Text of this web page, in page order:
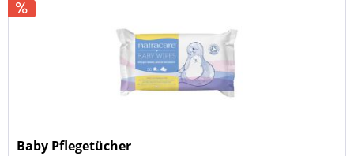
Baby Pflegetücher